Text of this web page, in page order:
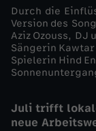
s
c
h
e
Durch die
Version des
Aziz Ozouss, DJ
Sängerin Kawtar
Spielerin Hind
Juli trifft
neue